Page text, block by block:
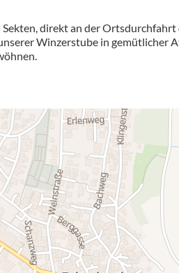
direkt an der
Winzerstube in gemütlicher